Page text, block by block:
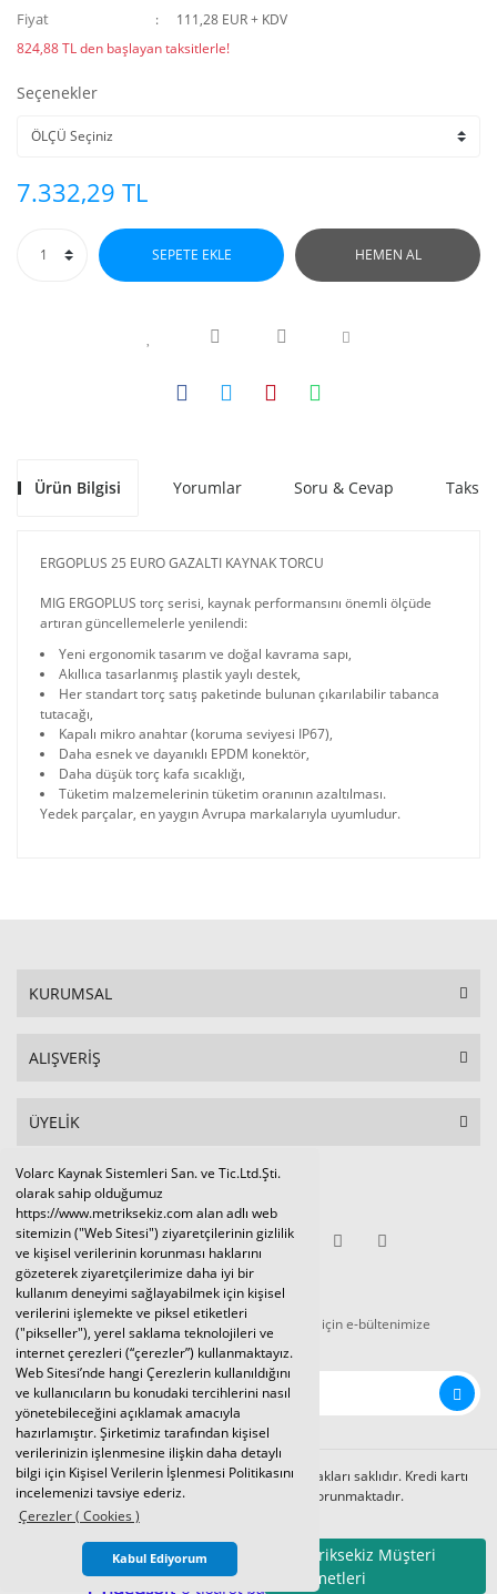
Volarc Kaynak Sistemleri San. ve Tic.Ltd.Şti.
olarak sahip olduğumuz
https://www.metriksekiz.com alan adlı web
sitemizin ("Web Sitesi") ziyaretçilerinin gizlilik
ve kişisel verilerinin korunması haklarını
gözeterek ziyaretçilerimize daha iyi bir
kullanım deneyimi sağlayabilmek için kişisel
verilerini işlemekte ve piksel etiketleri
("pikseller"), yerel saklama teknolojileri ve
internet çerezleri (“çerezler”) kullanmaktayız.
Web Sitesi’nde hangi Çerezlerin kullanıldığını
ve kullanıcıların bu konudaki tercihlerini nasıl
yönetebileceğini açıklamak amacıyla
hazırlamıştır. Şirketimiz tarafından kişisel
verilerinizin işlenmesine ilişkin daha detaylı
bilgi için Kişisel Verilerin İşlenmesi Politikasını
incelemenizi tavsiye ederiz.
Çerezler ( Cookies )
Kabul Ediyorum
Metriksekiz Müşteri
Hizmetleri
Fiyat
111,28 EUR + KDV
824,88 TL den başlayan taksitlerle!
Seçenekler
7.332,29 TL
SEPETE EKLE HEMEN AL
Ürün Bilgisi Yorumlar Soru & Cevap Taksit
ERGOPLUS 25 EURO GAZALTI KAYNAK TORCU
MIG ERGOPLUS torç serisi, kaynak performansını önemli ölçüde
artıran güncellemelerle yenilendi:
Yeni ergonomik tasarım ve doğal kavrama sapı,
Akıllıca tasarlanmış plastik yaylı destek,
Her standart torç satış paketinde bulunan çıkarılabilir tabanca
tutacağı,
Kapalı mikro anahtar (koruma seviyesi IP67),
Daha esnek ve dayanıklı EPDM konektör,
Daha düşük torç kafa sıcaklığı,
Tüketim malzemelerinin tüketim oranının azaltılması.
Yedek parçalar, en yaygın Avrupa markalarıyla uyumludur.
KURUMSAL
ALIŞVERİŞ
ÜYELİK
E-BÜLTEN
Tüm kampanya ve duyurulardan haberdar olmak için e-bültenimize
kaydolunuz.
Volarc Kaynak Sistemleri Ltd.Şti. 2024 © Tüm hakları saklıdır. Kredi kartı
bilgileriniz 256bit SSL sertifikası ile korunmaktadır.
ideasoft e-